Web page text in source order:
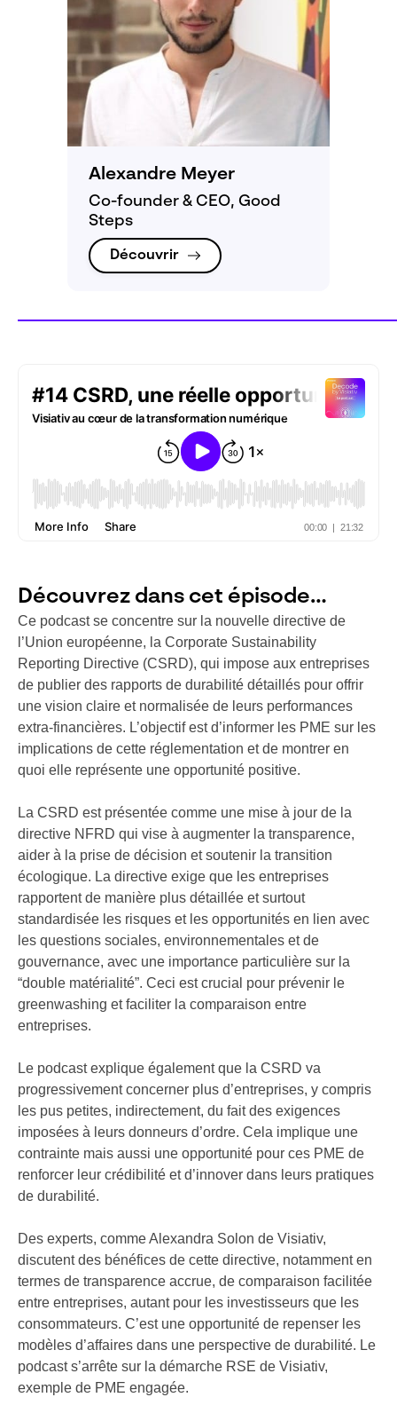
Alexandre Meyer
Co-founder & CEO, Good
Steps
Découvrir
Découvrez dans cet épisode…
Ce podcast se concentre sur la nouvelle directive de
l’Union européenne, la Corporate Sustainability
Reporting Directive (CSRD), qui impose aux entreprises
de publier des rapports de durabilité détaillés pour offrir
une vision claire et normalisée de leurs performances
extra-financières. L’objectif est d’informer les PME sur les
implications de cette réglementation et de montrer en
quoi elle représente une opportunité positive.
La CSRD est présentée comme une mise à jour de la
directive NFRD qui vise à augmenter la transparence,
aider à la prise de décision et soutenir la transition
écologique. La directive exige que les entreprises
rapportent de manière plus détaillée et surtout
standardisée les risques et les opportunités en lien avec
les questions sociales, environnementales et de
gouvernance, avec une importance particulière sur la
“double matérialité”. Ceci est crucial pour prévenir le
greenwashing et faciliter la comparaison entre
entreprises.
Le podcast explique également que la CSRD va
progressivement concerner plus d’entreprises, y compris
les pus petites, indirectement, du fait des exigences
imposées à leurs donneurs d’ordre. Cela implique une
contrainte mais aussi une opportunité pour ces PME de
renforcer leur crédibilité et d’innover dans leurs pratiques
de durabilité.
Des experts, comme Alexandra Solon de Visiativ,
discutent des bénéfices de cette directive, notamment en
termes de transparence accrue, de comparaison facilitée
entre entreprises, autant pour les investisseurs que les
consommateurs. C’est une opportunité de repenser les
modèles d’affaires dans une perspective de durabilité. Le
podcast s’arrête sur la démarche RSE de Visiativ,
exemple de PME engagée.